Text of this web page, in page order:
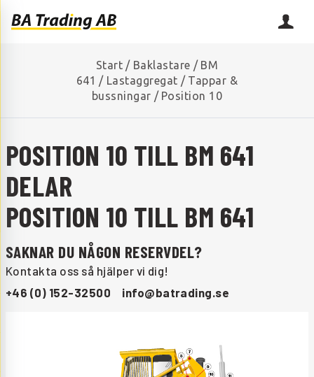
Start / Baklastare / BM
641 / Lastaggregat / Tappar &
bussningar / Position 10
POSITION 10 TILL BM 641
DELAR
POSITION 10 TILL BM 641
SAKNAR DU NÅGON RESERVDEL?
Kontakta oss så hjälper vi dig!
+46 (0) 152-32500
info@batrading.se